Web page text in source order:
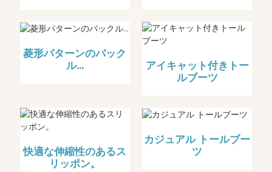
菱形パターンのバック
ル...
アイキャット付きトー
ルブーツ
快適な伸縮性のあるス
リッポン。
カジュアル トールブー
ツ